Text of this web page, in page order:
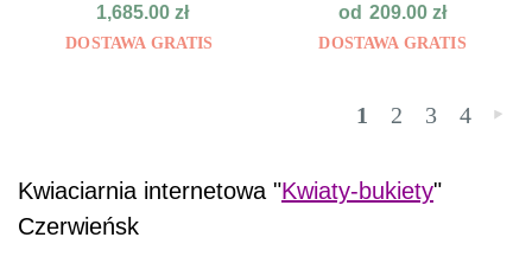
1,685.00zł
DOSTAWA GRATIS
od 209.00zł
DOSTAWA GRATIS
1 2 3 4 »
Kwiaciarnia internetowa "Kwiaty-bukiety"
Czerwieńsk